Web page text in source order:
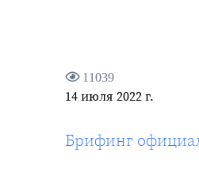
11039
14 июля 2022 г.
Брифинг